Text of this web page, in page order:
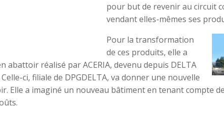
pour but de revenir au circuit
vendant elles-mêmes ses
Pour la transformation
de ces produits, elle a
abattoir réalisé par ACERIA, devenu depuis DELTA
Celle-ci, filiale de DPGDELTA, va donner une nouvelle
Elle a imaginé un nouveau bâtiment en tenant compte